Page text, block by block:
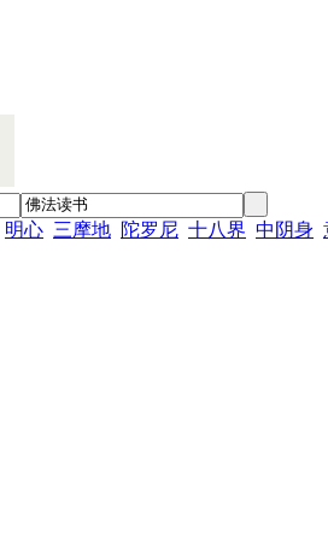
明心 三摩地 陀罗尼 十八界 中阴身